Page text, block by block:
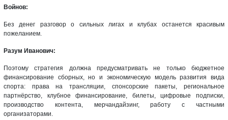
Войнов:
Без денег разговор о сильных лигах и клубах останется красивым
пожеланием.
Разум Иванович:
Поэтому стратегия должна предусматривать не только бюджетное
финансирование сборных, но и экономическую модель развития вида
спорта: права на трансляции, спонсорские пакеты, региональное
партнёрство, клубное финансирование, билеты, цифровые подписки,
производство контента, мерчандайзинг, работу с частными
организаторами.